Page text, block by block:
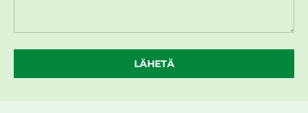
LÄHETÄ